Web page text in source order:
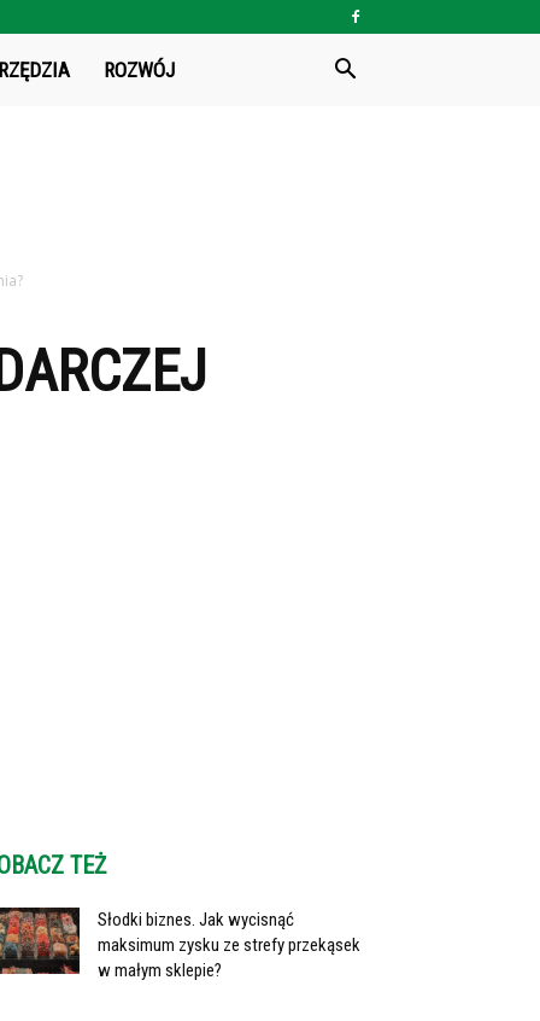
ROZWÓJ
TEŻ
Słodki biznes. Jak wycisnąć
maksimum zysku ze strefy przekąsek
w małym sklepie?